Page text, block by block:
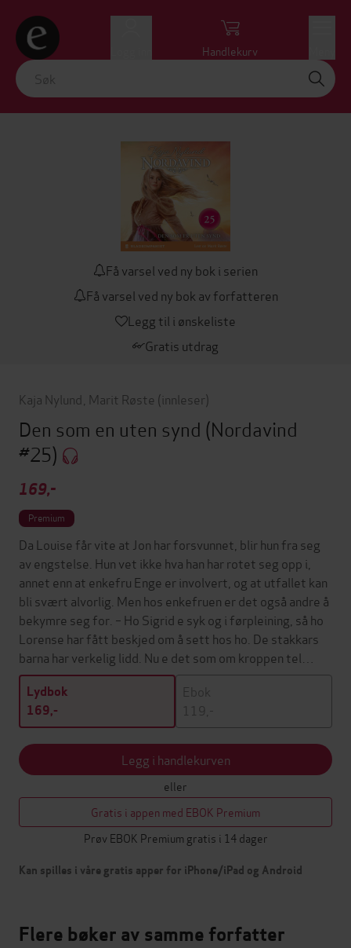
Handlekurv
Få varsel ved ny bok i serien
Få varsel ved ny bok av forfatteren
Legg til i ønskeliste
Gratis utdrag
Kaja Nylund Marit Røste (innleser)
Den som en uten synd (Nordavind
#25)
169,-
Premium
Da Louise får vite at Jon har forsvunnet, blir hun fra seg
av engstelse. Hun vet ikke hva han har rotet seg opp i,
annet enn at enkefru Enge er involvert, og at utfallet kan
bli svært alvorlig. Men hos enkefruen er det også andre å
bekymre seg for. – Ho Sigrid e syk og i førpleining, så ho
Lorense har fått beskjed om å sett hos ho. De stakkars
barna har verkelig lidd. Nu e det som om kroppen tel…
Lydbok
169,-
Ebok
119,-
Legg i handlekurven
eller
Gratis i appen med EBOK Premium
Prøv EBOK Premium gratis i 14 dager
Kan spilles i våre gratis apper for iPhone/iPad og Android
Flere bøker av samme forfatter